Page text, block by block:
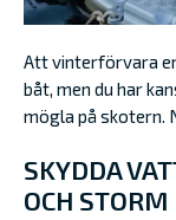
Att vinterförvara
båt, men du har
mögla på skotern.
SKYDDA
OCH STORM